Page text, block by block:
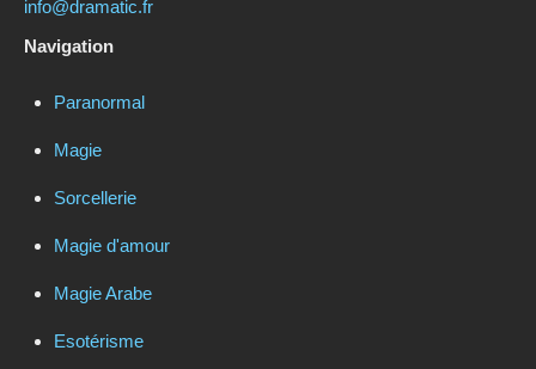
info@dramatic.fr
Navigation
Paranormal
Magie
Sorcellerie
Magie d'amour
Magie Arabe
Esotérisme